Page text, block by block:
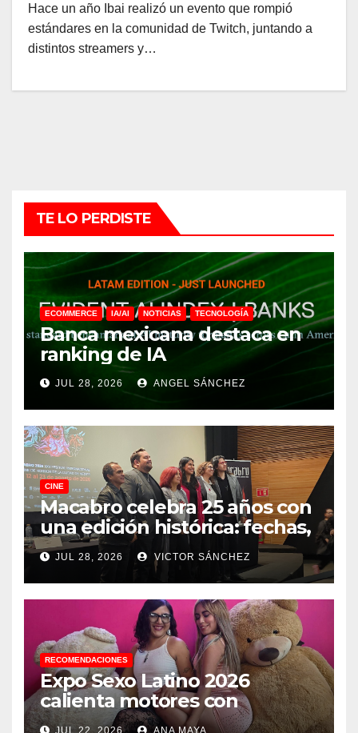
Hace un año Ibai realizó un evento que rompió
estándares en la comunidad de Twitch, juntando a
distintos streamers y…
TE LO PERDISTE
ECOMMERCE IA/AI NOTICIAS TECNOLOGÍA
Banca mexicana destaca en
ranking de IA
JUL 28, 2026 ANGEL SÁNCHEZ
CINE
Macabro celebra 25 años con
una edición histórica: fechas,
sedes, invitados y todo lo que
debes saber
JUL 28, 2026 VICTOR SÁNCHEZ
RECOMENDACIONES
Expo Sexo Latino 2026
calienta motores con
conferencia de prensa y
JUL 22, 2026 ANA MAYA